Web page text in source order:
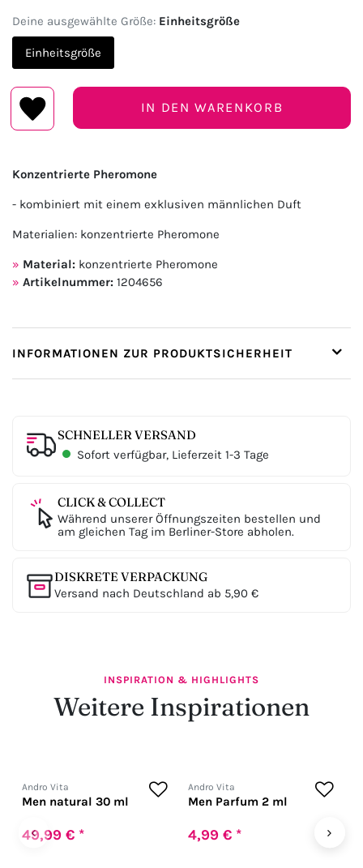
Deine ausgewählte Größe: Einheitsgröße
Einheitsgröße
IN DEN WARENKORB
Konzentrierte Pheromone
- kombiniert mit einem exklusiven männlichen Duft
Materialien: konzentrierte Pheromone
Material: konzentrierte Pheromone
Artikelnummer: 1204656
INFORMATIONEN ZUR PRODUKTSICHERHEIT
SCHNELLER VERSAND
Sofort verfügbar, Lieferzeit 1-3 Tage
CLICK & COLLECT
Während unserer Öffnungszeiten bestellen und
am gleichen Tag im Berliner-Store abholen.
DISKRETE VERPACKUNG
Versand nach Deutschland ab 5,90 €
INSPIRATION & HIGHLIGHTS
Weitere Inspirationen
‹
Andro Vita
Men natural 30 ml
49,99 € *
Andro Vita
Men Parfum 2 ml
4,99 € * ›